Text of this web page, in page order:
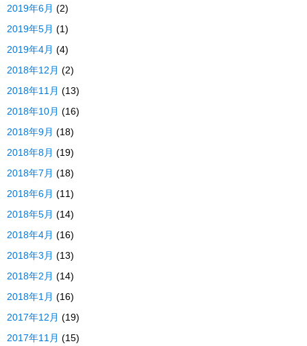
2019年6月 (2)
2019年5月 (1)
2019年4月 (4)
2018年12月 (2)
2018年11月 (13)
2018年10月 (16)
2018年9月 (18)
2018年8月 (19)
2018年7月 (18)
2018年6月 (11)
2018年5月 (14)
2018年4月 (16)
2018年3月 (13)
2018年2月 (14)
2018年1月 (16)
2017年12月 (19)
2017年11月 (15)